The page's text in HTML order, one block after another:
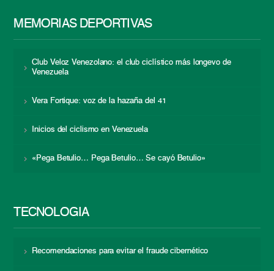
MEMORIAS DEPORTIVAS
Club Veloz Venezolano: el club ciclístico más longevo de
Venezuela
Vera Fortique: voz de la hazaña del 41
Inicios del ciclismo en Venezuela
«Pega Betulio… Pega Betulio… Se cayó Betulio»
TECNOLOGÍA
Recomendaciones para evitar el fraude cibernético